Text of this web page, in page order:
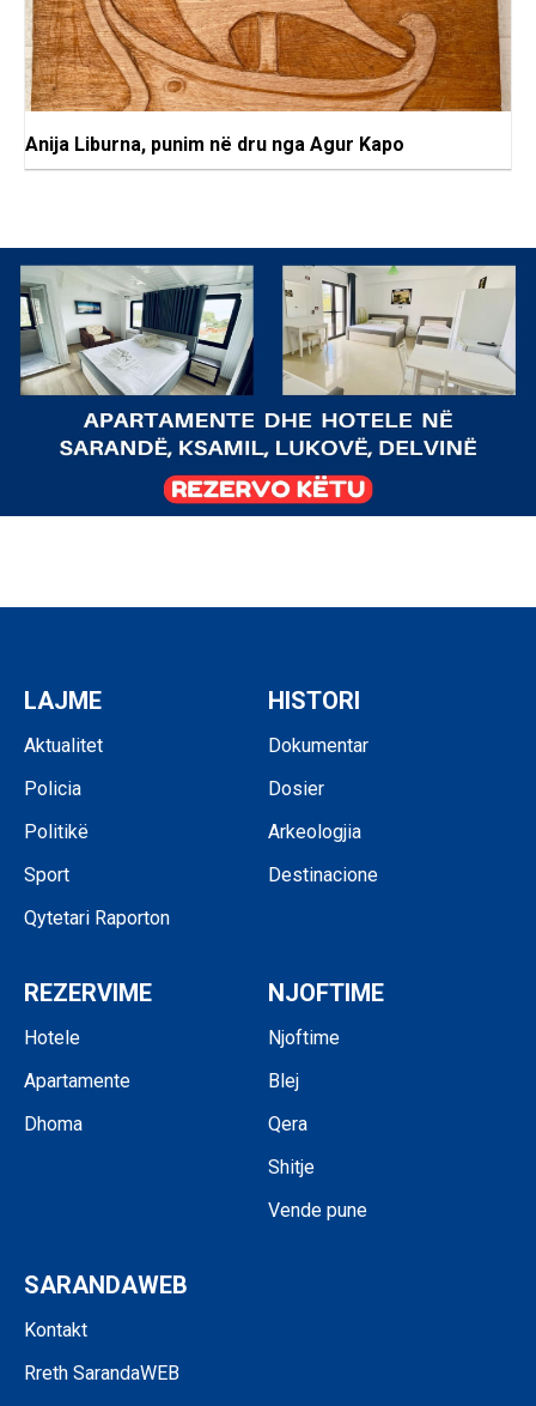
Anija Liburna, punim në dru nga Agur Kapo
LAJME
Aktualitet
Policia
Politikë
Sport
Qytetari Raporton
HISTORI
Dokumentar
Dosier
Arkeologjia
Destinacione
REZERVIME
Hotele
Apartamente
Dhoma
NJOFTIME
Njoftime
Blej
Qera
Shitje
Vende pune
SARANDAWEB
Kontakt
Rreth SarandaWEB